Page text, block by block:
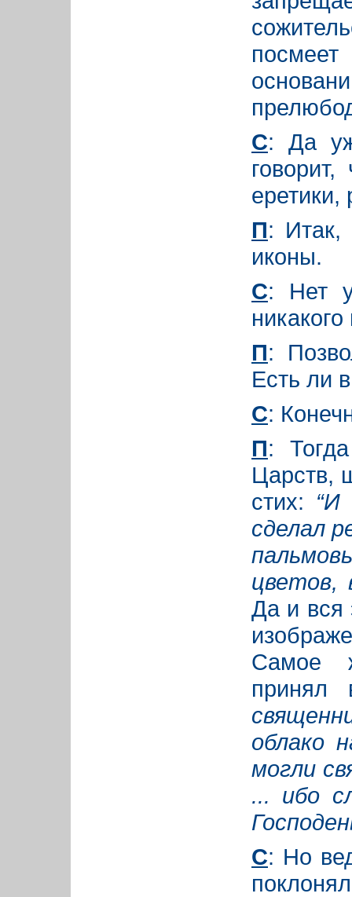
С: Да
П: Итак,
иконы.
С: Нет
П:
Есть ли
С:
П:
Царств,
стих: “И
сделал
цветов,
Да и вся
Самое
облако
могли
... ибо
С: Но